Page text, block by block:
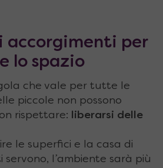
accorgimenti per
lo spazio
che vale per tutte le
piccole non possono
rispettare:
liberarsi delle
le superfici e la casa di
l’ambiente sarà più